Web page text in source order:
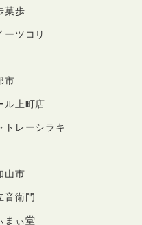
菓歩
ーツコリ
市
ル上町店
トレーシラキ
山市
音衛門
まぃ堂